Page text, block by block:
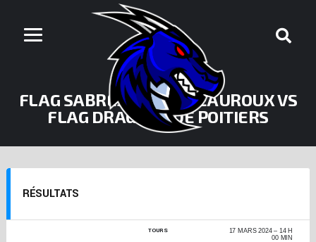
FLAG SABRES DE CHÂTEAUROUX VS
FLAG DRAGONS DE POITIERS
RÉSULTATS
TOURS 17 MARS 2024
14 H
00 MIN